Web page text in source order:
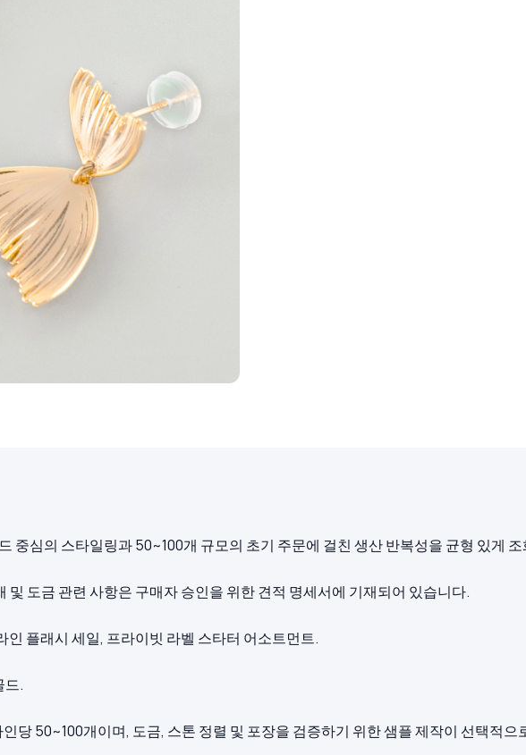
중심의 스타일링과 50~100개 규모의 초기 주문에 걸친 생산 반복성을 균형 있게
및 도금 관련 사항은 구매자 승인을 위한 견적 명세서에 기재되어 있습니다.
플래시 세일, 프라이빗 라벨 스타터 어소트먼트.
드.
당 50~100개이며, 도금, 스톤 정렬 및 포장을 검증하기 위한 샘플 제작이 선택적으